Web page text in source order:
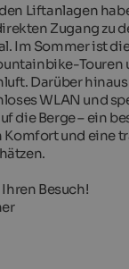
den Liftanlagen
Zugang zu
Im Sommer ist
Touren
Darüber
WLAN und
die Berge – ein
Komfort und eine
Ihren Besuch!